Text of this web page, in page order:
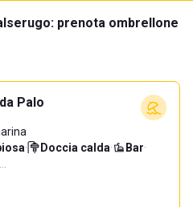
prenota ombrellone
Palo
· Doccia calda· Bar·